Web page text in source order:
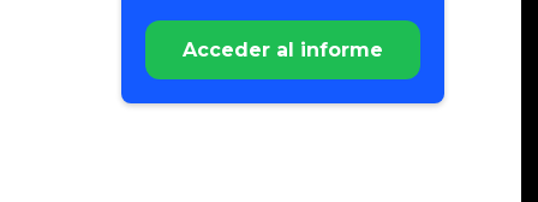
más allá de LinkedIn y
los portales de
Acceder al informe